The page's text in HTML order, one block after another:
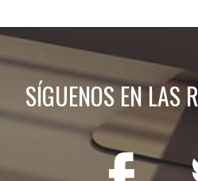
SÍGUENOS EN LAS